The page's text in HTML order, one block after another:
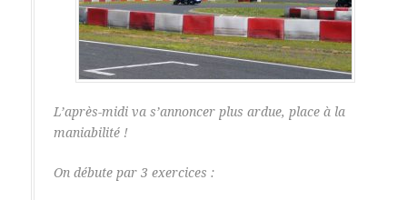
L’après-midi va s’annoncer plus ardue, place à la
maniabilité !
On débute par 3 exercices :